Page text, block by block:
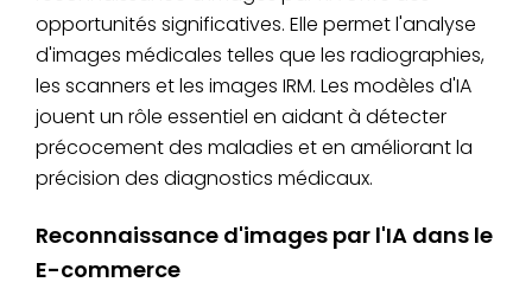
opportunités significatives. Elle permet l'analyse
d'images médicales telles que les radiographies,
les scanners et les images IRM. Les modèles d'IA
jouent un rôle essentiel en aidant à détecter
précocement des maladies et en améliorant la
précision des diagnostics médicaux.
Reconnaissance d'images par l'IA dans le
E-commerce